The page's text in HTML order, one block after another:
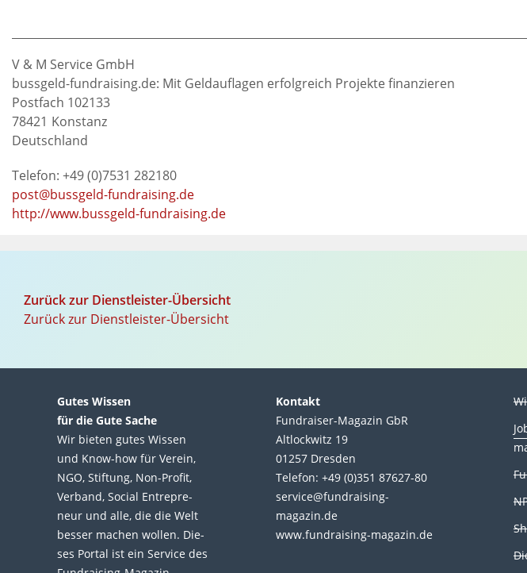
V & M Service GmbH
bussgeld-fundraising.de: Mit Geldauflagen erfolgreich Projekte finanzieren
Postfach 102133
78421 Konstanz
Deutschland
Telefon: +49 (0)7531 282180
post@bussgeld-fundraising.de
http://www.bussgeld-fundraising.de
Zurück zur Dienstleister-Übersicht
Zurück zur Dienstleister-Übersicht
Gutes Wissen
für die Gute Sache
Wir bie­ten gutes Wis­sen
und Know-how für Ver­ein,
NGO, Stif­tung, Non-Profit,
Ver­band, Social Entre­pre­
neur und alle, die die Welt
bes­ser machen wol­len. Die­
ses Por­tal ist ein Service des
Kontakt
Fundraiser-Magazin GbR
Altlockwitz 19
01257 Dresden
Telefon: +49 (0)351 87627-80
service@fundraising-
magazin.de
www.fundraising-magazin.de